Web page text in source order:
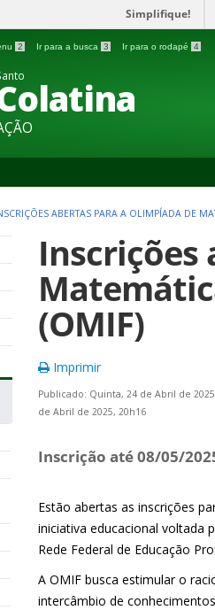
Simplifique!
2 Ir para a busca 3 Ir para o rodapé 4
ABERTAS PARA A OLIMPÍADA DE
Inscrições
(OMIF)
Imprimir
Publicado: Quinta, 24 de Abril de
de Abril de 2025, 20h16
Inscrição até 08/05/
Estão abertas as inscrições
iniciativa educacional voltada
Rede Federal de Educação
A OMIF busca estimular o
intercâmbio de